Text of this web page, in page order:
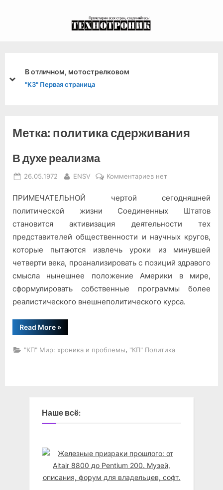
Беседа Ю. В. Андропова с Н.
prev
next
Метка: политика сдерживания
В духе реализма
Posted
26.05.1972 By
ENSV Комментариевк
духе
нет
ПРИМЕЧАТЕЛЬНОЙ чертой сегодняшней
политической жизни Соединенных Штатов
становится активизация деятельности тех
представителей общественности и научных кругов,
которые пытаются извлечь уроки из минувшей
четверти века, проанализировать с позиций здравого
смысла нынешнее положение Америки в мире,
сформулировать собственные программы более
реалистического внешнеполитического курса.
Read More“В
духе
»
"КП" Мир: хроника и проблемы, "КП" Политика
Наше всё: